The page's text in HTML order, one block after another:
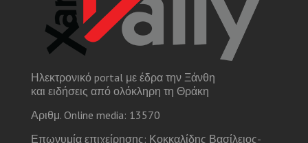
Ηλεκτρονικό portal με έδρα την Ξάνθη
και ειδήσεις από ολόκληρη τη Θράκη
Αριθμ. Online media: 13570
Επωνυμία επιχείρησης: Κοκκαλίδης Βασίλειος-